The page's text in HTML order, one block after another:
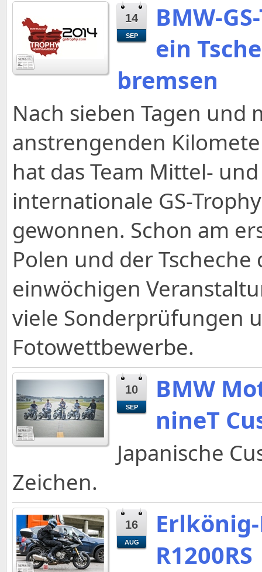
14
SEP
BMW-
ein
bremsen
Nach sieben Tagen und
anstrengenden
hat das Team Mittel-
internationale GS-
gewonnen. Schon am
Polen und der
einwöchigen
viele Sonderprüfungen
Fotowettbewerbe.
10
SEP
BMW
nineT
Japanische
Zeichen.
16
AUG
R1200RS